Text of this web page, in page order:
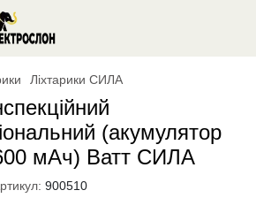
Ліхтарики СИЛА
(акумулятор
мАч) Ватт СИЛА
900510